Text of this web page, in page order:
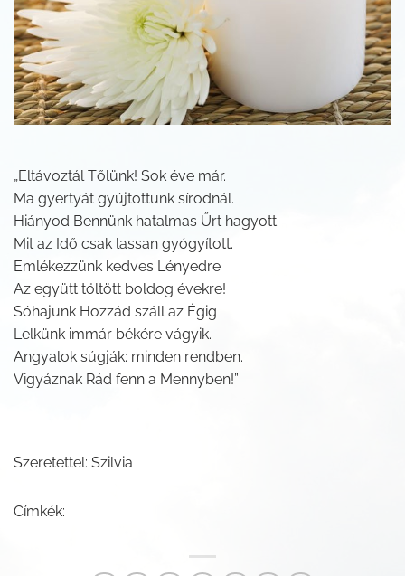
„Eltávoztál Tőlünk! Sok éve már.
Ma gyertyát gyújtottunk sírodnál.
Hiányod Bennünk hatalmas Űrt hagyott
Mit az Idő csak lassan gyógyított.
Emlékezzünk kedves Lényedre
Az együtt töltött boldog évekre!
Sóhajunk Hozzád száll az Égig
Lelkünk immár békére vágyik.
Angyalok súgják: minden rendben.
Vigyáznak Rád fenn a Mennyben!”
Szeretettel: Szilvia
Címkék: